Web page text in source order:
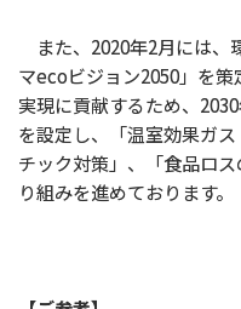
また、2020年2月には、
マecoビジョン2050」を
実現に貢献するため、
を設定し、「温室効果ガ
チック対策」、「食品ロ
り組みを進めております。